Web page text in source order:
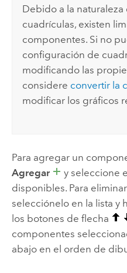
Debido a la naturaleza
cuadrículas, existen
componentes. Si no
configuración de
modificando las
considere convertir la
modificar los gráficos
Para agregar un
Agregar
y seleccione
disponibles. Para
selecciónelo en la lista y
los botones de flecha
componentes
abajo en el orden de